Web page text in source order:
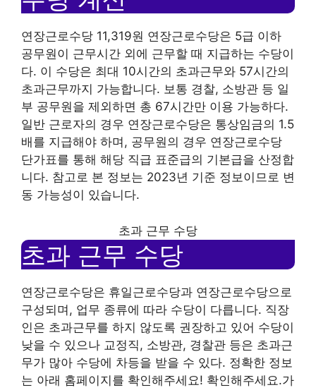
연장근로수당 11,319원 연장근로수당은 5급 이하
공무원이 근무시간 외에 근무할 때 지급하는 수당이
다. 이 수당은 최대 10시간의 초과근무와 57시간의
초과근무까지 가능합니다. 보통 경찰, 소방관 등 일
부 공무원을 제외하면 총 67시간만 이용 가능하다.
일반 근로자의 경우 연장근로수당은 통상임금의 1.5
배를 지급해야 하며, 공무원의 경우 연장근로수당
단가표를 통해 해당 직급 표준급의 기본급을 산정합
니다. 참고로 본 정보는 2023년 기준 정보이므로 변
동 가능성이 있습니다.
초과 근무 수당
초과 근무 수당
연장근로수당은 휴일근로수당과 연장근로수당으로
구성되며, 업무 종류에 따라 수당이 다릅니다. 직장
인은 초과근무를 하지 않도록 권장하고 있어 수당이
낮을 수 있으나 교정직, 소방관, 경찰관 등은 초과근
무가 많아 수당에 차등을 받을 수 있다. 정확한 정보
는 아래 홈페이지를 확인해주세요! 확인해주세요.가